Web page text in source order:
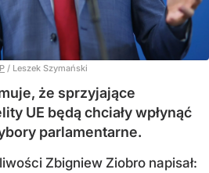
/ Leszek Szymański
że sprzyjające
UE będą chciały wpłynąć
parlamentarne.
Zbigniew Ziobro napisał: